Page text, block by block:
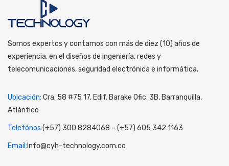
Somos expertos y contamos con más de diez (10) años de
experiencia, en el diseños de ingeniería, redes y
telecomunicaciones, seguridad electrónica e informática.
Ubicación: Cra. 58 #75 17, Edif. Barake Ofic. 3B, Barranquilla,
Atlántico
Telefónos:(+57) 300 8284068 – (+57) 605 342 1163
Email: Info@cyh-technology.com.co